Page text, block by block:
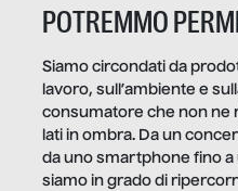
POTREMMO
Siamo circondati da
lavoro, sull’ambiente e
consumatore che non ne
lati in ombra. Da un
da uno smartphone fino a
siamo in grado di